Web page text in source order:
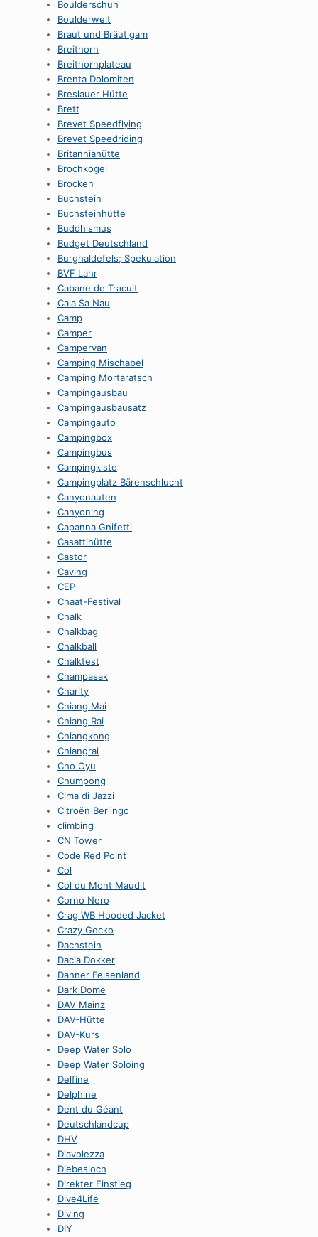
Boulderschuh
Boulderwelt
Braut und Bräutigam
Breithorn
Breithornplateau
Brenta Dolomiten
Breslauer Hütte
Brett
Brevet Speedflying
Brevet Speedriding
Britanniahütte
Brochkogel
Brocken
Buchstein
Buchsteinhütte
Buddhismus
Budget Deutschland
Burghaldefels; Spekulation
BVF Lahr
Cabane de Tracuit
Cala Sa Nau
Camp
Camper
Campervan
Camping Mischabel
Camping Mortaratsch
Campingausbau
Campingausbausatz
Campingauto
Campingbox
Campingbus
Campingkiste
Campingplatz Bärenschlucht
Canyonauten
Canyoning
Capanna Gnifetti
Casattihütte
Castor
Caving
CEP
Chaat-Festival
Chalk
Chalkbag
Chalkball
Chalktest
Champasak
Charity
Chiang Mai
Chiang Rai
Chiangkong
Chiangrai
Cho Oyu
Chumpong
Cima di Jazzi
Citroën Berlingo
climbing
CN Tower
Code Red Point
Col
Col du Mont Maudit
Corno Nero
Crag WB Hooded Jacket
Crazy Gecko
Dachstein
Dacia Dokker
Dahner Felsenland
Dark Dome
DAV Mainz
DAV-Hütte
DAV-Kurs
Deep Water Solo
Deep Water Soloing
Delfine
Delphine
Dent du Géant
Deutschlandcup
DHV
Diavolezza
Diebesloch
Direkter Einstieg
Dive4Life
Diving
DIY